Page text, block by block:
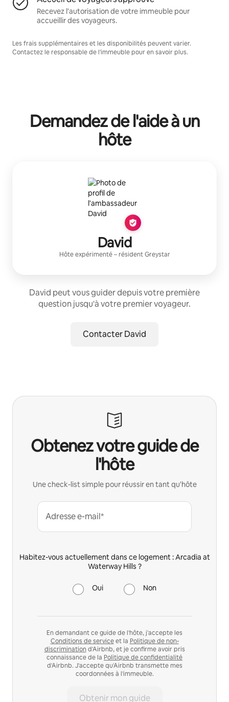
Recevez l'autorisation de votre immeuble pour
accueillir des voyageurs.
Les frais supplémentaires et les disponibilités peuvent varier.
Contactez le responsable de l'immeuble pour en savoir plus.
Demandez de l'aide à un
hôte
David
Hôte expérimenté– résidentGreystar
David peut vous guider depuis votre première
question jusqu'à votre premier voyageur.
Contacter David
Obtenez votre guide de
l'hôte
Une check-list simple pour réussir en tant qu'hôte
Adresse e-mail*
Habitez-vous actuellement dans ce logement : Arcadia at
Waterway Hills ?
Oui Non
En demandant ce guide de l'hôte, j'accepte les
Conditions de serviceet la Politique de non-
discrimination d'Airbnb, et je confirme avoir pris
connaissance de la Politique de confidentialité
d'Airbnb. J'accepte qu'Airbnb transmette mes
coordonnées à l'immeuble.
Obtenir mon guide